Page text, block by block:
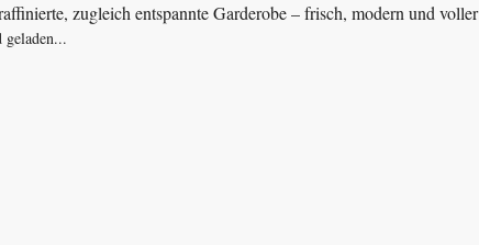
zugleich entspannte Garderobe – frisch, modern und voller
Moda...